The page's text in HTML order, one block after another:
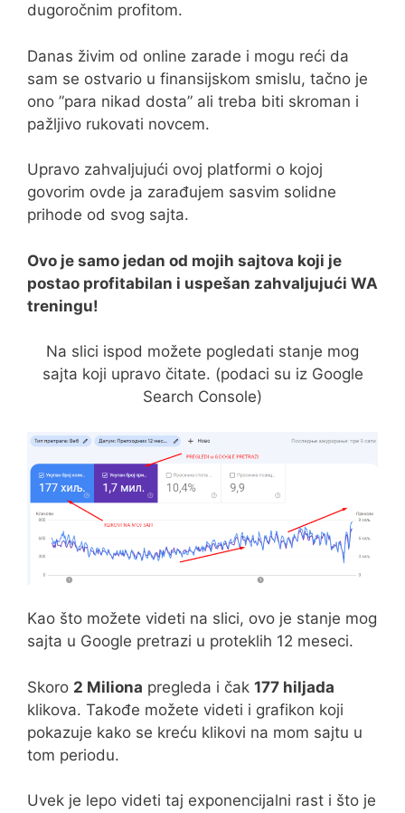
dugoročnim profitom.
Danas živim od online zarade i mogu reći da
sam se ostvario u finansijskom smislu, tačno je
ono ”para nikad dosta” ali treba biti skroman i
pažljivo rukovati novcem.
Upravo zahvaljujući ovoj platformi o kojoj
govorim ovde ja zarađujem sasvim solidne
prihode od svog sajta.
Ovo je samo jedan od mojih sajtova koji je
postao profitabilan i uspešan zahvaljujući WA
treningu!
Na slici ispod možete pogledati stanje mog
sajta koji upravo čitate. (podaci su iz Google
Search Console)
Kao što možete videti na slici, ovo je stanje mog
sajta u Google pretrazi u proteklih 12 meseci.
Skoro 2 Miliona pregleda i čak 177 hiljada
klikova. Takođe možete videti i grafikon koji
pokazuje kako se kreću klikovi na mom sajtu u
tom periodu.
Uvek je lepo videti taj exponencijalni rast i što je